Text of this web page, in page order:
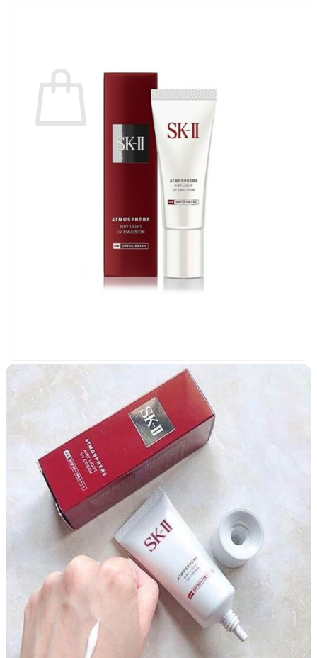
Chưa có sản phẩm trong giỏ hàng.